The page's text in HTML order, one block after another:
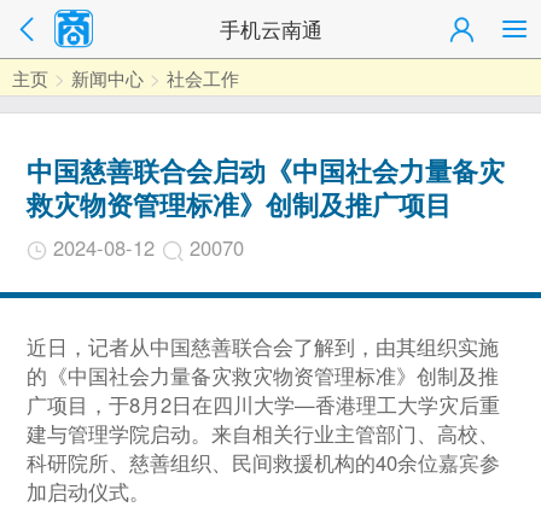
手机云南通
主页 > 新闻中心 > 社会工作
中国慈善联合会启动《中国社会力量备灾
救灾物资管理标准》创制及推广项目
2024-08-12 20070
近日，记者从中国慈善联合会了解到，由其组织实施
的《中国社会力量备灾救灾物资管理标准》创制及推
广项目，于8月2日在四川大学—香港理工大学灾后重
建与管理学院启动。来自相关行业主管部门、高校、
科研院所、慈善组织、民间救援机构的40余位嘉宾参
加启动仪式。